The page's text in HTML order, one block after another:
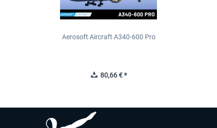
Aerosoft Aircraft A340-600 Pro
80,66 € *